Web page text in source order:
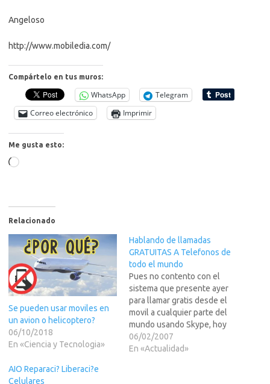
Angeloso
http://www.mobiledia.com/
Compártelo en tus muros:
WhatsApp
Telegram
Correo electrónico
Imprimir
Me gusta esto:
Cargando...
Relacionado
Se pueden usar moviles en
un avion o helicoptero?
06/10/2018
En «Ciencia y Tecnologia»
Hablando de llamadas
GRATUITAS A Telefonos de
todo el mundo
Pues no contento con el
sistema que presente ayer
para llamar gratis desde el
movil a cualquier parte del
mundo usando Skype, hoy
me entero de otra maravilla...
LLAMADAS GRATIS A TODO
06/02/2007
En «Actualidad»
AIO Reparaci? Liberaci?e
Celulares